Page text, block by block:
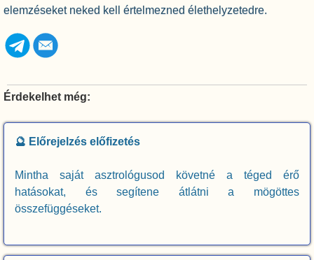
elemzéseket neked kell értelmezned élethelyzetedre.
Érdekelhet még:
🔮 Előrejelzés előfizetés
Mintha saját asztrológusod követné a téged érő
hatásokat, és segítene átlátni a mögöttes
összefüggéseket.